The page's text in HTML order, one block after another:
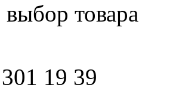
товара
19 39